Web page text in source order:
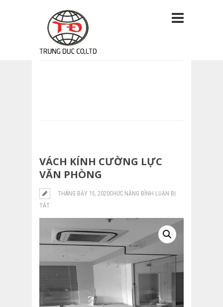
VÁCH KÍNH CƯỜNG LỰC
VĂN PHÒNG
THÁNG BẢY 15, 2020CHỨC NĂNG BÌNH LUẬN BỊ
TẮT
VÁCH
KÍNH
CƯỜNG
VĂN
PHÒNG